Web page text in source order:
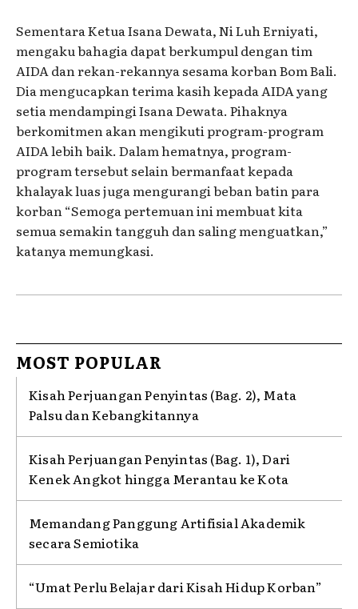
Sementara Ketua Isana Dewata, Ni Luh Erniyati,
mengaku bahagia dapat berkumpul dengan tim
AIDA dan rekan-rekannya sesama korban Bom Bali.
Dia mengucapkan terima kasih kepada AIDA yang
setia mendampingi Isana Dewata. Pihaknya
berkomitmen akan mengikuti program-program
AIDA lebih baik. Dalam hematnya, program-
program tersebut selain bermanfaat kepada
khalayak luas juga mengurangi beban batin para
korban “Semoga pertemuan ini membuat kita
semua semakin tangguh dan saling menguatkan,”
katanya memungkasi.
MOST POPULAR
Kisah Perjuangan Penyintas (Bag. 2), Mata
Palsu dan Kebangkitannya
Kisah Perjuangan Penyintas (Bag. 1), Dari
Kenek Angkot hingga Merantau ke Kota
Memandang Panggung Artifisial Akademik
secara Semiotika
“Umat Perlu Belajar dari Kisah Hidup Korban”